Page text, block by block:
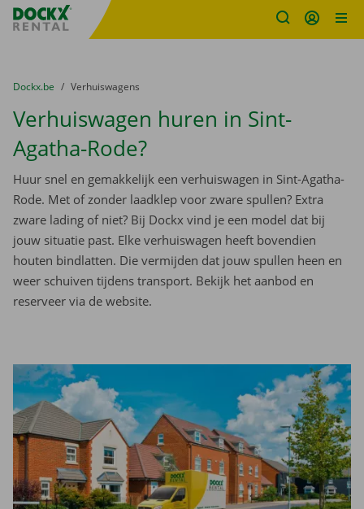
Fratello DEMO
U bevindt zich hier:
van
Dockx.be naar
Verhuiswagens
Verhuiswagen huren in Sint-
Agatha-Rode?
Huur snel en gemakkelijk een verhuiswagen in Sint-Agatha-
Rode. Met of zonder laadklep voor zware spullen? Extra
zware lading of niet? Bij Dockx vind je een model dat bij
jouw situatie past. Elke verhuiswagen heeft bovendien
houten bindlatten. Die vermijden dat jouw spullen heen en
weer schuiven tijdens transport. Bekijk het aanbod en
reserveer via de website.